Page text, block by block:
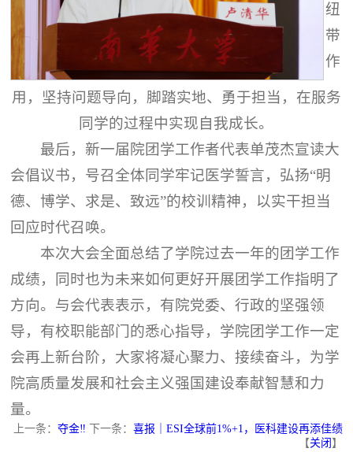
纽
带
作
用，坚持问题导向，脚踏实地、勇于担当，在服务
同学的过程中实现自我成长。
最后，新一届院团学工作者代表单茂杰宣读大
会倡议书，号召全体同学牢记医学誓言，弘扬“明
德、博学、求是、致远”的校训精神，以实干担当
回应时代召唤。
本次大会全面总结了学院过去一年的团学工作
成绩，同时也为未来如何更好开展团学工作指明了
方向。与会代表表示，有院党委、行政的坚强领
导，有校职能部门的悉心指导，学院团学工作一定
会再上新台阶，大家将凝心聚力、接续奋斗，为学
院高质量发展和社会主义强国建设奉献智慧和力
量。
上一条： 夺金‼️ 下一条： 喜报｜ESI全球前1%+1，医科建设再添佳绩
【关闭 】